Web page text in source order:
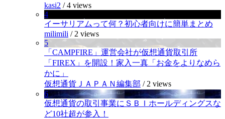
kasi2 /4 views
4
イーサリアムって何？初心者向けに簡単まとめ
milimili / 2 views
5
「CAMPFIRE」運営会社が仮想通貨取引所
「FIREX」を開設！家入一真「お金をよりなめら
かに」
仮想通貨ＪＡＰＡＮ編集部 / 2 views
6
仮想通貨の取引事業にＳＢＩホールディングスな
ど10社超が参入！